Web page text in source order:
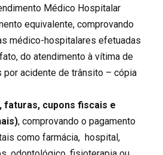
Médico Hospitalar
equivalente, comprovando
médico-hospitalares efetuadas
do atendimento à vítima de
por acidente de trânsito – cópia
faturas, cupons fiscais e
, comprovando o pagamento
como farmácia, hospital,